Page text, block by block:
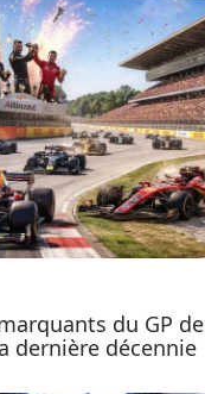
du GP de
dernière décennie